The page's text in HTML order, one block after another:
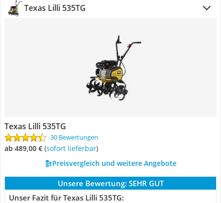
Texas Lilli 535TG
Texas Lilli 535TG
30 Bewertungen
ab 489,00 € ( Sofort lieferbar)
Preisvergleich und weitere Angebote
Unsere Bewertung: SEHR GUT
Unser Fazit für Texas Lilli 535TG: